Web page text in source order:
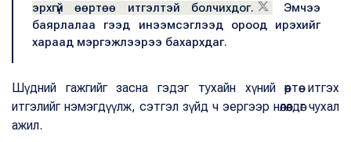
эрхгүй өөртөө итгэлтэй болчихдог.
Эмчээ
баярлалаа гээд инээмсэглээд ороод ирэхийг
хараад мэргэжлээрээ бахархдаг.
Шүдний гажгийг засна гэдэг тухайн хүний өөртөө итгэх
итгэлийг нэмэгдүүлж, сэтгэл зүйд ч эергээр нөлөөлдөг чухал
ажил.